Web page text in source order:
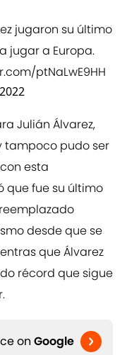
jugaron su último
jugar a Europa.
ptNaLwE9HH
Julián Álvarez,
tampoco pudo ser
esta
que fue su último
desde que se
que Álvarez
récord que sigue
on Google